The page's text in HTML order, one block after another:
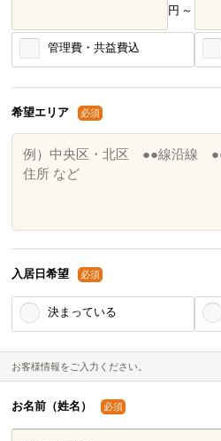
円～
管理費・共益費込
希望エリア 必須
入居日希望 必須
決まっている
お客様情報をご入力ください。
お名前（姓名） 必須